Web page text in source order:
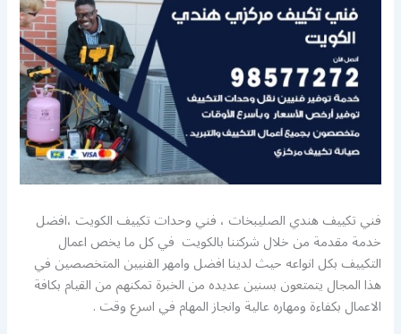
فني تكييف هندي الصليبخات ، فني وحدات تكييف الكويت ،افضل
خدمة مقدمة من خلال شركتنا بالكويت في كل ما يخص اعمال
التكييف بكل انواعه حيث لدينا افضل وامهر الفنيين المتخصصين في
هذا المجال يتمتعون بسنين عديده من الخبرة تمكنهم من القيام بكافة
الاعمال بكفاءة ومهاره عالية وانجاز المهام في اسرع وقت .